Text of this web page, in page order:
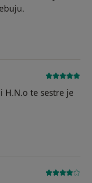
účet byl odstraněn
H.N.o te sestre je
Váš účet byl odstraněn